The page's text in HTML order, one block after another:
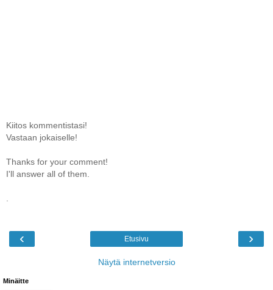
Kiitos kommentistasi!
Vastaan jokaiselle!
Thanks for your comment!
I'll answer all of them.
‹ ›
Etusivu
Näytä internetversio
Minäitte